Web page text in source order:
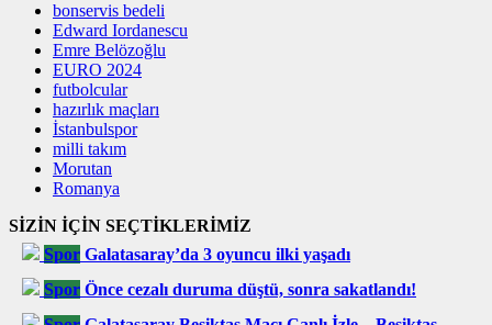
bonservis bedeli
Edward Iordanescu
Emre Belözoğlu
EURO 2024
futbolcular
hazırlık maçları
İstanbulspor
milli takım
Morutan
Romanya
SİZİN İÇİN SEÇTİKLERİMİZ
Spor Galatasaray’da 3 oyuncu ilki yaşadı
Spor Önce cezalı duruma düştü, sonra sakatlandı!